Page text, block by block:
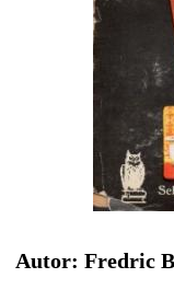
Autor: Fredric